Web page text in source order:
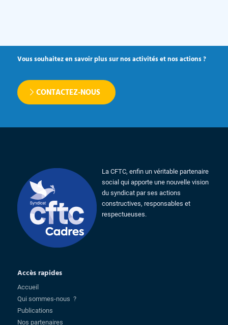
Vous souhaitez en savoir plus sur nos activités et nos actions ?
CONTACTEZ-NOUS
La CFTC, enfin un véritable partenaire
social qui apporte une nouvelle vision
du syndicat par ses actions
constructives, responsables et
respectueuses.
Accès rapides
Accueil
Qui sommes-nous ?
Publications
Nos partenaires